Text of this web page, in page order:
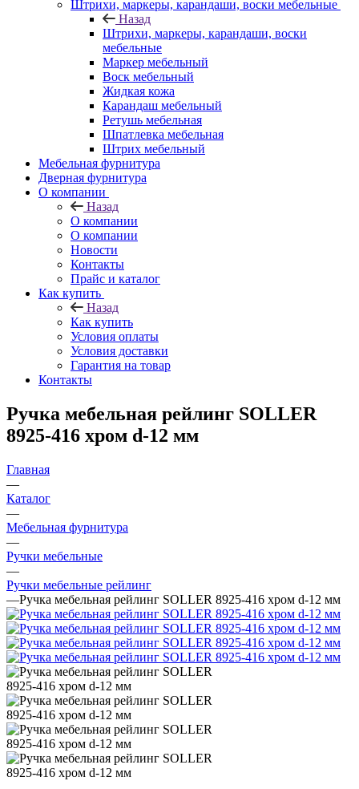
Штрихи, маркеры, карандаши, воски мебельные
Назад
Штрихи, маркеры, карандаши, воски
мебельные
Маркер мебельный
Воск мебельный
Жидкая кожа
Карандаш мебельный
Ретушь мебельная
Шпатлевка мебельная
Штрих мебельный
Мебельная фурнитура
Дверная фурнитура
О компании
Назад
О компании
О компании
Новости
Контакты
Прайс и каталог
Как купить
Назад
Как купить
Условия оплаты
Условия доставки
Гарантия на товар
Контакты
Ручка мебельная рейлинг SOLLER
8925-416 хром d-12 мм
Главная
—
Каталог
—
Мебельная фурнитура
—
Ручки мебельные
—
Ручки мебельные рейлинг
—Ручка мебельная рейлинг SOLLER 8925-416 хром d-12 мм